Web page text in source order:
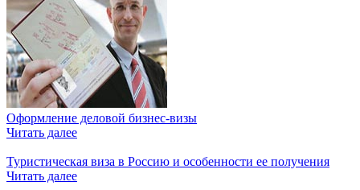
Оформление деловой бизнес-визы
Читать далее
Туристическая виза в Россию и особенности ее получения
Читать далее